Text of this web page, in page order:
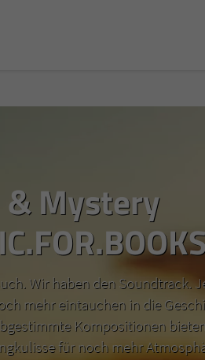
& Mystery
Wir haben den Soundtrack.
mehr eintauchen in die
Kompositionen
für noch mehr